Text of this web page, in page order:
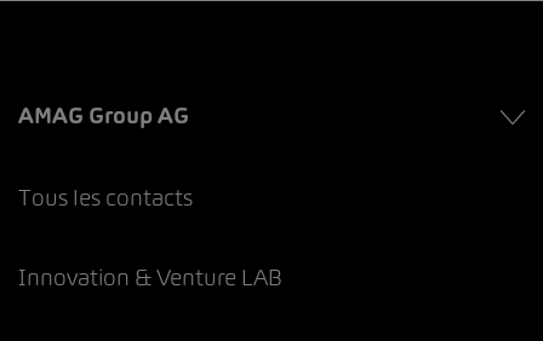
AMAG Group AG
Tous les contacts
Innovation & Venture LAB